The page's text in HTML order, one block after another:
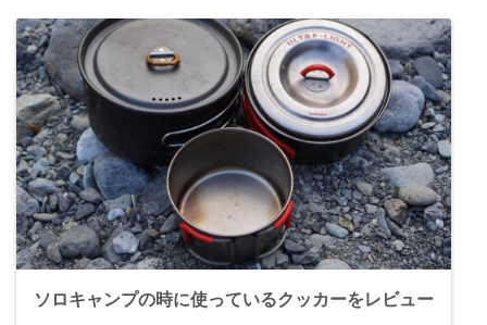
ソロキャンプの時に使っているクッカーをレビュー